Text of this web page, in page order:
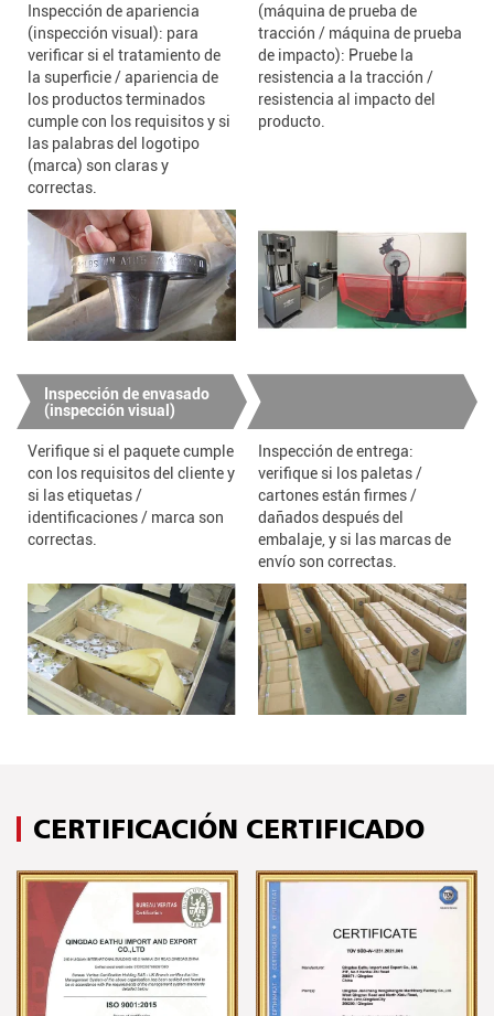
Inspección de apariencia
(inspección visual): para
verificar si el tratamiento de
la superficie / apariencia de
los productos terminados
cumple con los requisitos y si
las palabras del logotipo
(marca) son claras y
correctas.
(máquina de prueba de
tracción / máquina de prueba
de impacto): Pruebe la
resistencia a la tracción /
resistencia al impacto del
producto.
Inspección de envasado
(inspección visual)
Verifique si el paquete cumple
con los requisitos del cliente y
si las etiquetas /
identificaciones / marca son
correctas.
Inspección de entrega:
verifique si los paletas /
cartones están firmes /
dañados después del
embalaje, y si las marcas de
envío son correctas.
CERTIFICACIÓN CERTIFICADO